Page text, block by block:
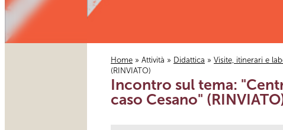
Tu sei qui
Home » Attività » Didattica » Visite, itinerari e
(RINVIATO)
Incontro sul tema:
caso Cesano"